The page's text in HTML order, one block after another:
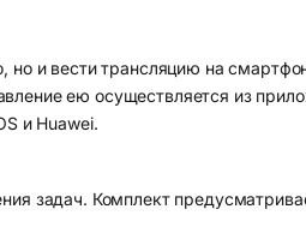
но и вести трансляцию на
ею осуществляется из
и Huawei.
задач. Комплект